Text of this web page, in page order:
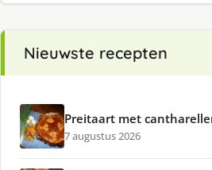
Nieuwste recepten
Preitaart met
7 augustus 2026